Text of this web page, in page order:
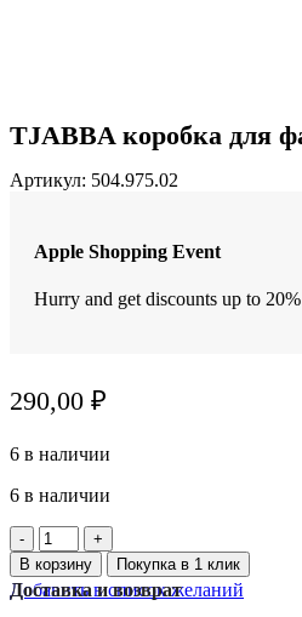
TJABBA коробка для
Артикул: 504.975.02
Apple Shopping Event
Hurry and get discounts up to 20%
290,00 ₽
6 в наличии
6 в наличии
Количество
товара
TJABBA
коробка
В корзину Покупка в 1 клик
Добавить в список желаний
Доставка и возврат